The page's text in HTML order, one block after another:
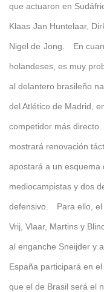
que actuaron en
Klaas Jan Huntelaar,
Nigel de Jong. En
holandeses, es muy
al delantero brasileño
del Atlético de Madrid,
competidor más directo.
mostrará renovación
apostará a un esquema
mediocampistas y dos
defensivo. Para ello,
Vrij, Vlaar, Martins y
al enganche Sneijder y
España participará en
que el de Brasil será el